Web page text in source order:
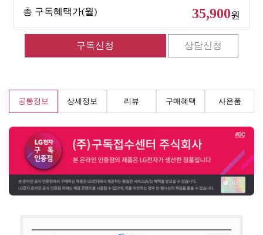
총 구독혜택가(월) 35,900원
공통정보 상세정보 리뷰 구매혜택 사은품